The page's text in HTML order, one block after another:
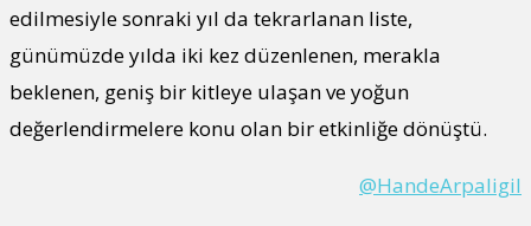
edilmesiyle sonraki yıl da tekrarlanan liste,
günümüzde yılda iki kez düzenlenen, merakla
beklenen, geniş bir kitleye ulaşan ve yoğun
değerlendirmelere konu olan bir etkinliğe dönüştü.
@HandeArpaligil